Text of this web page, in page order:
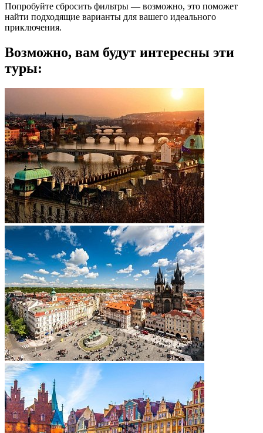
Попробуйте сбросить фильтры — возможно, это поможет
найти подходящие варианты для вашего идеального
приключения.
Возможно, вам будут интересны эти
туры: